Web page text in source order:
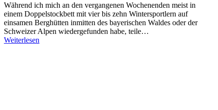
Während ich mich an den vergangenen Wochenenden meist in
einem Doppelstockbett mit vier bis zehn Wintersportlern auf
einsamen Berghütten inmitten des bayerischen Waldes oder der
Schweizer Alpen wiedergefunden habe, teile…
Weiterlesen